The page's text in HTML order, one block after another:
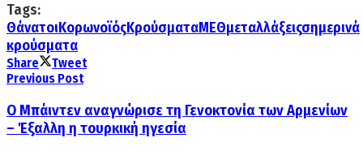
Tags:
ΘάνατοιΚορωνοϊόςΚρούσματαΜΕΘμεταλλάξειςσημερινά
κρούσματα
Share
Tweet
Previous Post
Ο Μπάιντεν αναγνώρισε τη Γενοκτονία των Αρμενίων
– Έξαλλη η τουρκική ηγεσία